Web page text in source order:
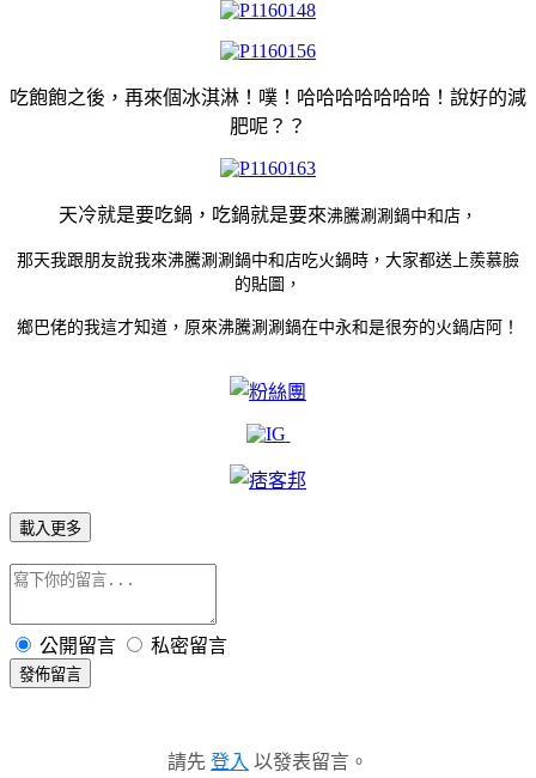
吃飽飽之後，再來個冰淇淋！噗！哈哈哈哈哈哈哈！說好的減
肥呢？？
天冷就是要吃鍋，吃鍋就是要來沸騰涮涮鍋中和店，
那天我跟朋友說我來沸騰涮涮鍋中和店吃火鍋時，大家都送上羨慕臉
的貼圖，
鄉巴佬的我這才知道，原來沸騰涮涮鍋在中永和是很夯的火鍋店阿！
載入更多
公開留言 私密留言
發佈留言
請先 登入 以發表留言。